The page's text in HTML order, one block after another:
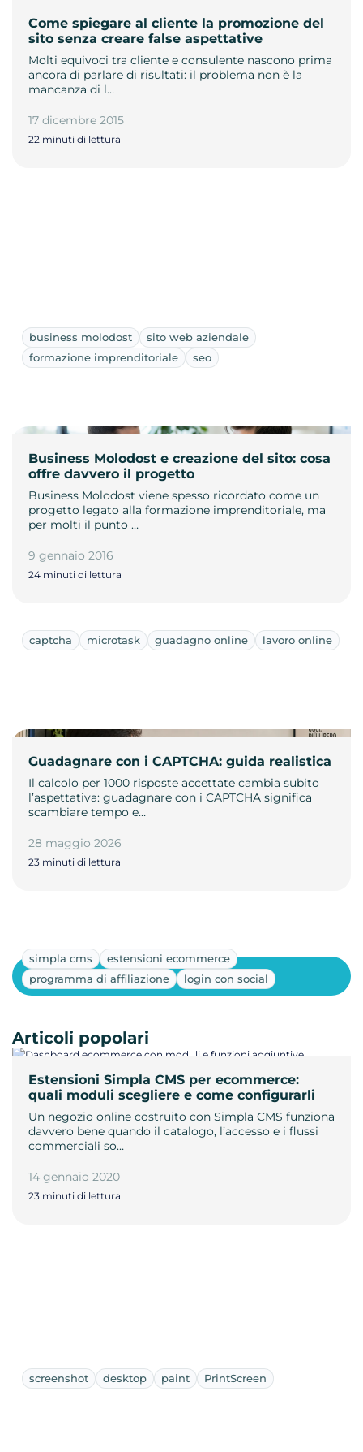
Come spiegare al cliente la promozione del
sito senza creare false aspettative
Molti equivoci tra cliente e consulente nascono prima
ancora di parlare di risultati: il problema non è la
mancanza di l…
17 dicembre 2015
22 minuti di lettura
business molodost
sito web aziendale
formazione imprenditoriale
seo
Business Molodost e creazione del sito: cosa
offre davvero il progetto
Business Molodost viene spesso ricordato come un
progetto legato alla formazione imprenditoriale, ma
per molti il punto …
9 gennaio 2016
24 minuti di lettura
captcha microtask guadagno online lavoro online
Guadagnare con i CAPTCHA: guida realistica
Il calcolo per 1000 risposte accettate cambia subito
l’aspettativa: guadagnare con i CAPTCHA significa
scambiare tempo e…
28 maggio 2026
23 minuti di lettura
simpla cms
estensioni ecommerce
programma di affiliazione
login con social
Estensioni Simpla CMS per ecommerce:
quali moduli scegliere e come configurarli
Un negozio online costruito con Simpla CMS funziona
davvero bene quando il catalogo, l’accesso e i flussi
commerciali so…
14 gennaio 2020
23 minuti di lettura
Mostra altri
Articoli popolari
screenshot desktop paint PrintScreen